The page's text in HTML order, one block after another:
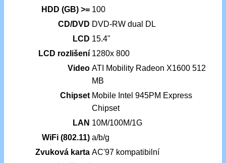
HDD (GB) >= 100
CD/DVD DVD-RW dual DL
LCD 15.4"
LCD rozlišení 1280x 800
Video ATI Mobility Radeon X1600 512
MB
Chipset Mobile Intel 945PM Express
Chipset
LAN 10M/100M/1G
WiFi (802.11) a/b/g
Zvuková karta AC'97 kompatibilní